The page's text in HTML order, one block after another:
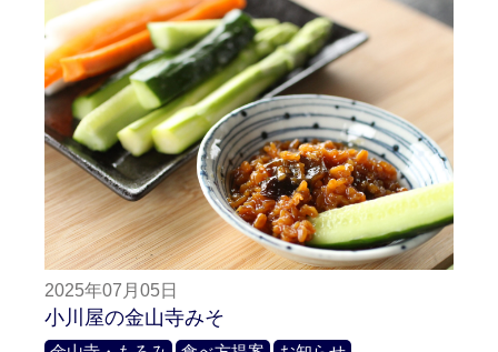
2025年07月05日
小川屋の金山寺みそ